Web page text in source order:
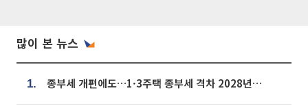
많이 본 뉴스
1. 종부세 개편에도…1·3주택 종부세 격차 2028년부터 확대